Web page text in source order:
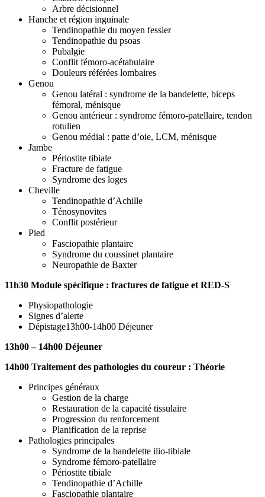
Arbre décisionnel
Hanche et région inguinale
Tendinopathie du moyen fessier
Tendinopathie du psoas
Pubalgie
Conflit fémoro-acétabulaire
Douleurs référées lombaires
Genou
Genou latéral : syndrome de la bandelette, biceps
fémoral, ménisque
Genou antérieur : syndrome fémoro-patellaire, tendon
rotulien
Genou médial : patte d’oie, LCM, ménisque
Jambe
Périostite tibiale
Fracture de fatigue
Syndrome des loges
Cheville
Tendinopathie d’Achille
Ténosynovites
Conflit postérieur
Pied
Fasciopathie plantaire
Syndrome du coussinet plantaire
Neuropathie de Baxter
11h30 Module spécifique : fractures de fatigue et RED-S
Physiopathologie
Signes d’alerte
Dépistage13h00-14h00 Déjeuner
13h00 – 14h00 Déjeuner
14h00 Traitement des pathologies du coureur : Théorie
Principes généraux
Gestion de la charge
Restauration de la capacité tissulaire
Progression du renforcement
Planification de la reprise
Pathologies principales
Syndrome de la bandelette ilio-tibiale
Syndrome fémoro-patellaire
Périostite tibiale
Tendinopathie d’Achille
Fasciopathie plantaire